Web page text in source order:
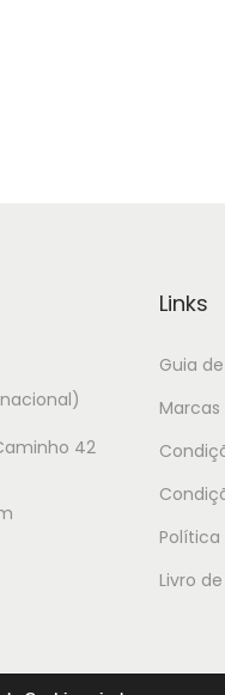
42
Links
Guia
Política
Livro